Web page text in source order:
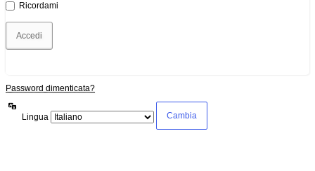
Ricordami
Password dimenticata?
Lingua